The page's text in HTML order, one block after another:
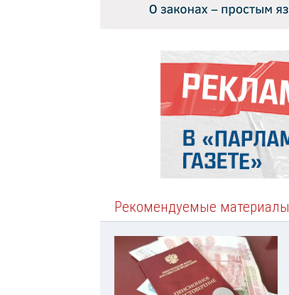
Рекомендуемые материалы